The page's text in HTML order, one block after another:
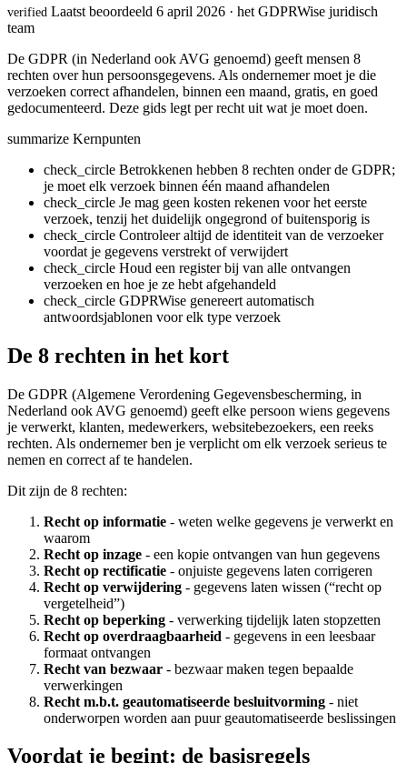
verified Laatst beoordeeld 6 april 2026 · het GDPRWise juridisch
team
De GDPR (in Nederland ook AVG genoemd) geeft mensen 8
rechten over hun persoonsgegevens. Als ondernemer moet je die
verzoeken correct afhandelen, binnen een maand, gratis, en goed
gedocumenteerd. Deze gids legt per recht uit wat je moet doen.
summarize Kernpunten
check_circle Betrokkenen hebben 8 rechten onder de GDPR;
je moet elk verzoek binnen één maand afhandelen
check_circle Je mag geen kosten rekenen voor het eerste
verzoek, tenzij het duidelijk ongegrond of buitensporig is
check_circle Controleer altijd de identiteit van de verzoeker
voordat je gegevens verstrekt of verwijdert
check_circle Houd een register bij van alle ontvangen
verzoeken en hoe je ze hebt afgehandeld
check_circle GDPRWise genereert automatisch
antwoordsjablonen voor elk type verzoek
De 8 rechten in het kort
De GDPR (Algemene Verordening Gegevensbescherming, in
Nederland ook AVG genoemd) geeft elke persoon wiens gegevens
je verwerkt, klanten, medewerkers, websitebezoekers, een reeks
rechten. Als ondernemer ben je verplicht om elk verzoek serieus te
nemen en correct af te handelen.
Dit zijn de 8 rechten:
Recht op informatie - weten welke gegevens je verwerkt en
waarom
Recht op inzage - een kopie ontvangen van hun gegevens
Recht op rectificatie - onjuiste gegevens laten corrigeren
Recht op verwijdering - gegevens laten wissen (“recht op
vergetelheid”)
Recht op beperking - verwerking tijdelijk laten stopzetten
Recht op overdraagbaarheid - gegevens in een leesbaar
formaat ontvangen
Recht van bezwaar - bezwaar maken tegen bepaalde
verwerkingen
Recht m.b.t. geautomatiseerde besluitvorming - niet
onderworpen worden aan puur geautomatiseerde beslissingen
Voordat je begint: de basisregels